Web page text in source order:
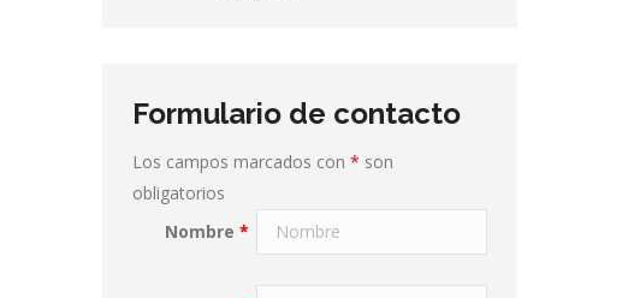
Formulario de contacto
Los campos marcados con * son
obligatorios
Nombre*